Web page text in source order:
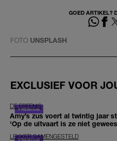
GOED ARTIKEL?
FOTO UNSPLASH
EXCLUSIEF VOOR
DE ERFENIS
Amy’s zus voert al twintig jaar
'Op de uitvaart is ze niet
LEKKER SAMENGESTELD